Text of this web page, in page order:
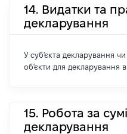
14. Видатки та
декларування
У суб'єкта декларування чи
об'єкти для декларування в
15. Робота за
декларування